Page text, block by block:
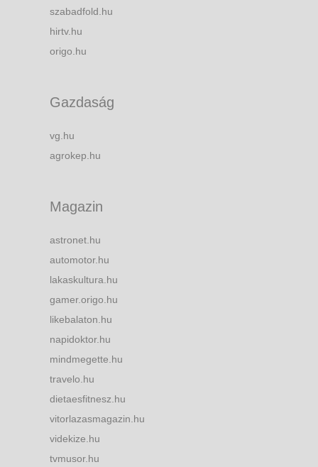
szabadfold.hu
hirtv.hu
origo.hu
Gazdaság
vg.hu
agrokep.hu
Magazin
astronet.hu
automotor.hu
lakaskultura.hu
gamer.origo.hu
likebalaton.hu
napidoktor.hu
mindmegette.hu
travelo.hu
dietaesfitnesz.hu
vitorlazasmagazin.hu
videkize.hu
tvmusor.hu